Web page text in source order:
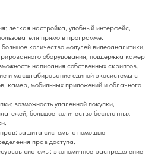
легкая настройка, удобный интерфейс,
прямо в программе.
количество модулей видеоаналитики,
оборудования, поддержка камер
написания собственных скриптов.
и масштабирование единой экосистемы с
камер, мобильных приложений и облачного
возможность удаленной покупки,
большое количество бесплатных
защита системы с помощью
прав доступа.
системы: экономичное распределение